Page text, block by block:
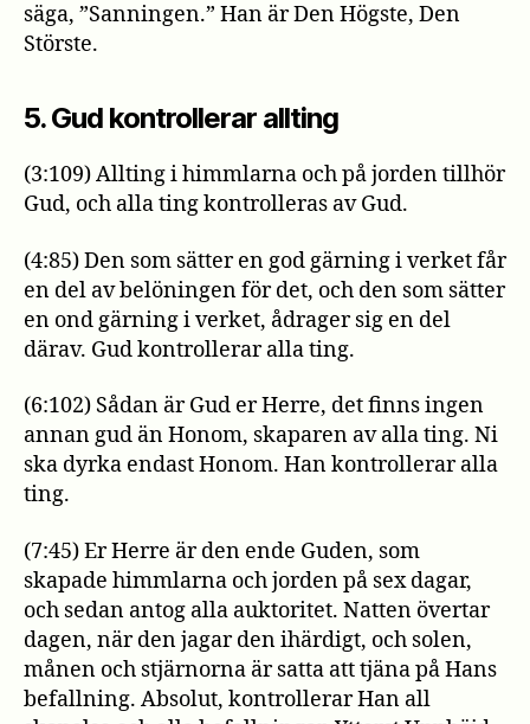
säga, ”Sanningen.” Han är Den Högste, Den
Störste.
5. Gud kontrollerar allting
(3:109) Allting i himmlarna och på jorden tillhör
Gud, och alla ting kontrolleras av Gud.
(4:85) Den som sätter en god gärning i verket får
en del av belöningen för det, och den som sätter
en ond gärning i verket, ådrager sig en del
därav. Gud kontrollerar alla ting.
(6:102) Sådan är Gud er Herre, det finns ingen
annan gud än Honom, skaparen av alla ting. Ni
ska dyrka endast Honom. Han kontrollerar alla
ting.
(7:45) Er Herre är den ende Guden, som
skapade himmlarna och jorden på sex dagar,
och sedan antog alla auktoritet. Natten övertar
dagen, när den jagar den ihärdigt, och solen,
månen och stjärnorna är satta att tjäna på Hans
befallning. Absolut, kontrollerar Han all